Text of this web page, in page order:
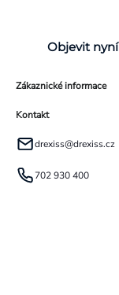
Objevit nyní
Zákaznické informace
Kontakt
drexiss@drexiss.cz
702 930 400